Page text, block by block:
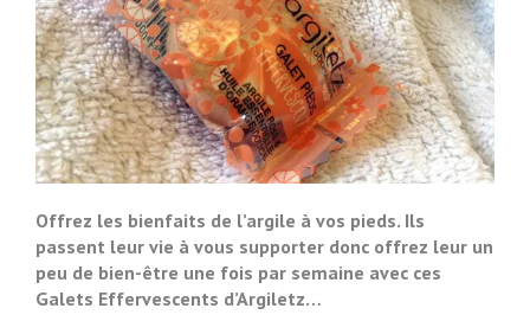
Offrez les bienfaits de l’argile à vos pieds. Ils
passent leur vie à vous supporter donc offrez leur un
peu de bien-être une fois par semaine avec ces
Galets Effervescents d’Argiletz…